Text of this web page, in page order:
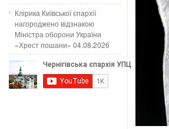
Клірика Київської єпархії
нагороджено відзнакою
Міністра оборони України
«Хрест пошани» 04.08.2026